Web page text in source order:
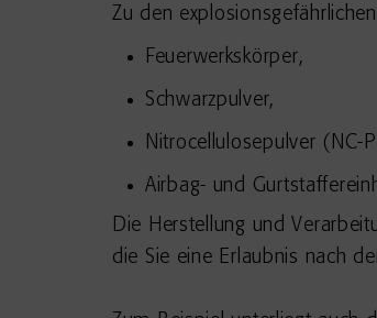
Zu den
Feuerwerkskörper,
Schwarzpulver,
Nitrocellulosepulver (NC-
Airbag- und
Die Herstellung und
die Sie eine Erlaubnis nach